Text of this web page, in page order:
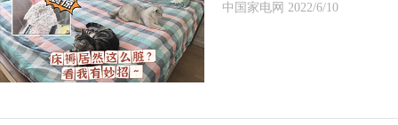
中国家电网 2022/6/10